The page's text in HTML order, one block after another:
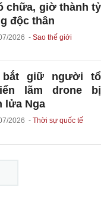
chữa, giờ thành tỷ
độc thân
2026 Sao thế giới
bắt giữ người tổ
lãm drone bị
lửa Nga
2026 Thời sự quốc tế